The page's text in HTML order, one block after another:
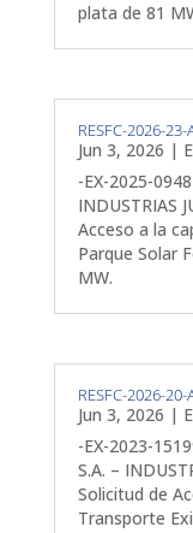
plata de 81
RESFC-2026-23-
Jun 3, 2026 |
-EX-2025-
INDUSTRIAS
Acceso a la
Parque Solar
MW.
RESFC-2026-20-
Jun 3, 2026 |
-EX-2023-
S.A. –
Solicitud de
Transporte